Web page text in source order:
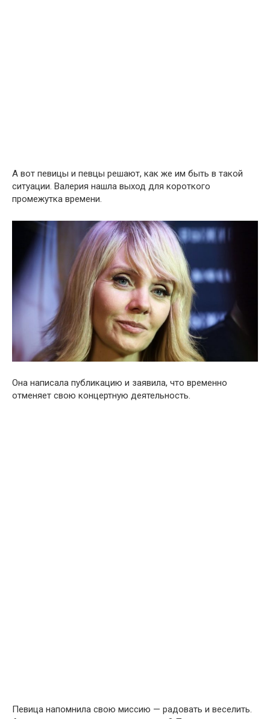
А вот певицы и певцы решают, как же им быть в такой
ситуации. Валерия нашла выход для короткого
промежутка времени.
Она написала публикацию и заявила, что временно
отменяет свою концертную деятельность.
Певица напомнила свою миссию — радовать и веселить.